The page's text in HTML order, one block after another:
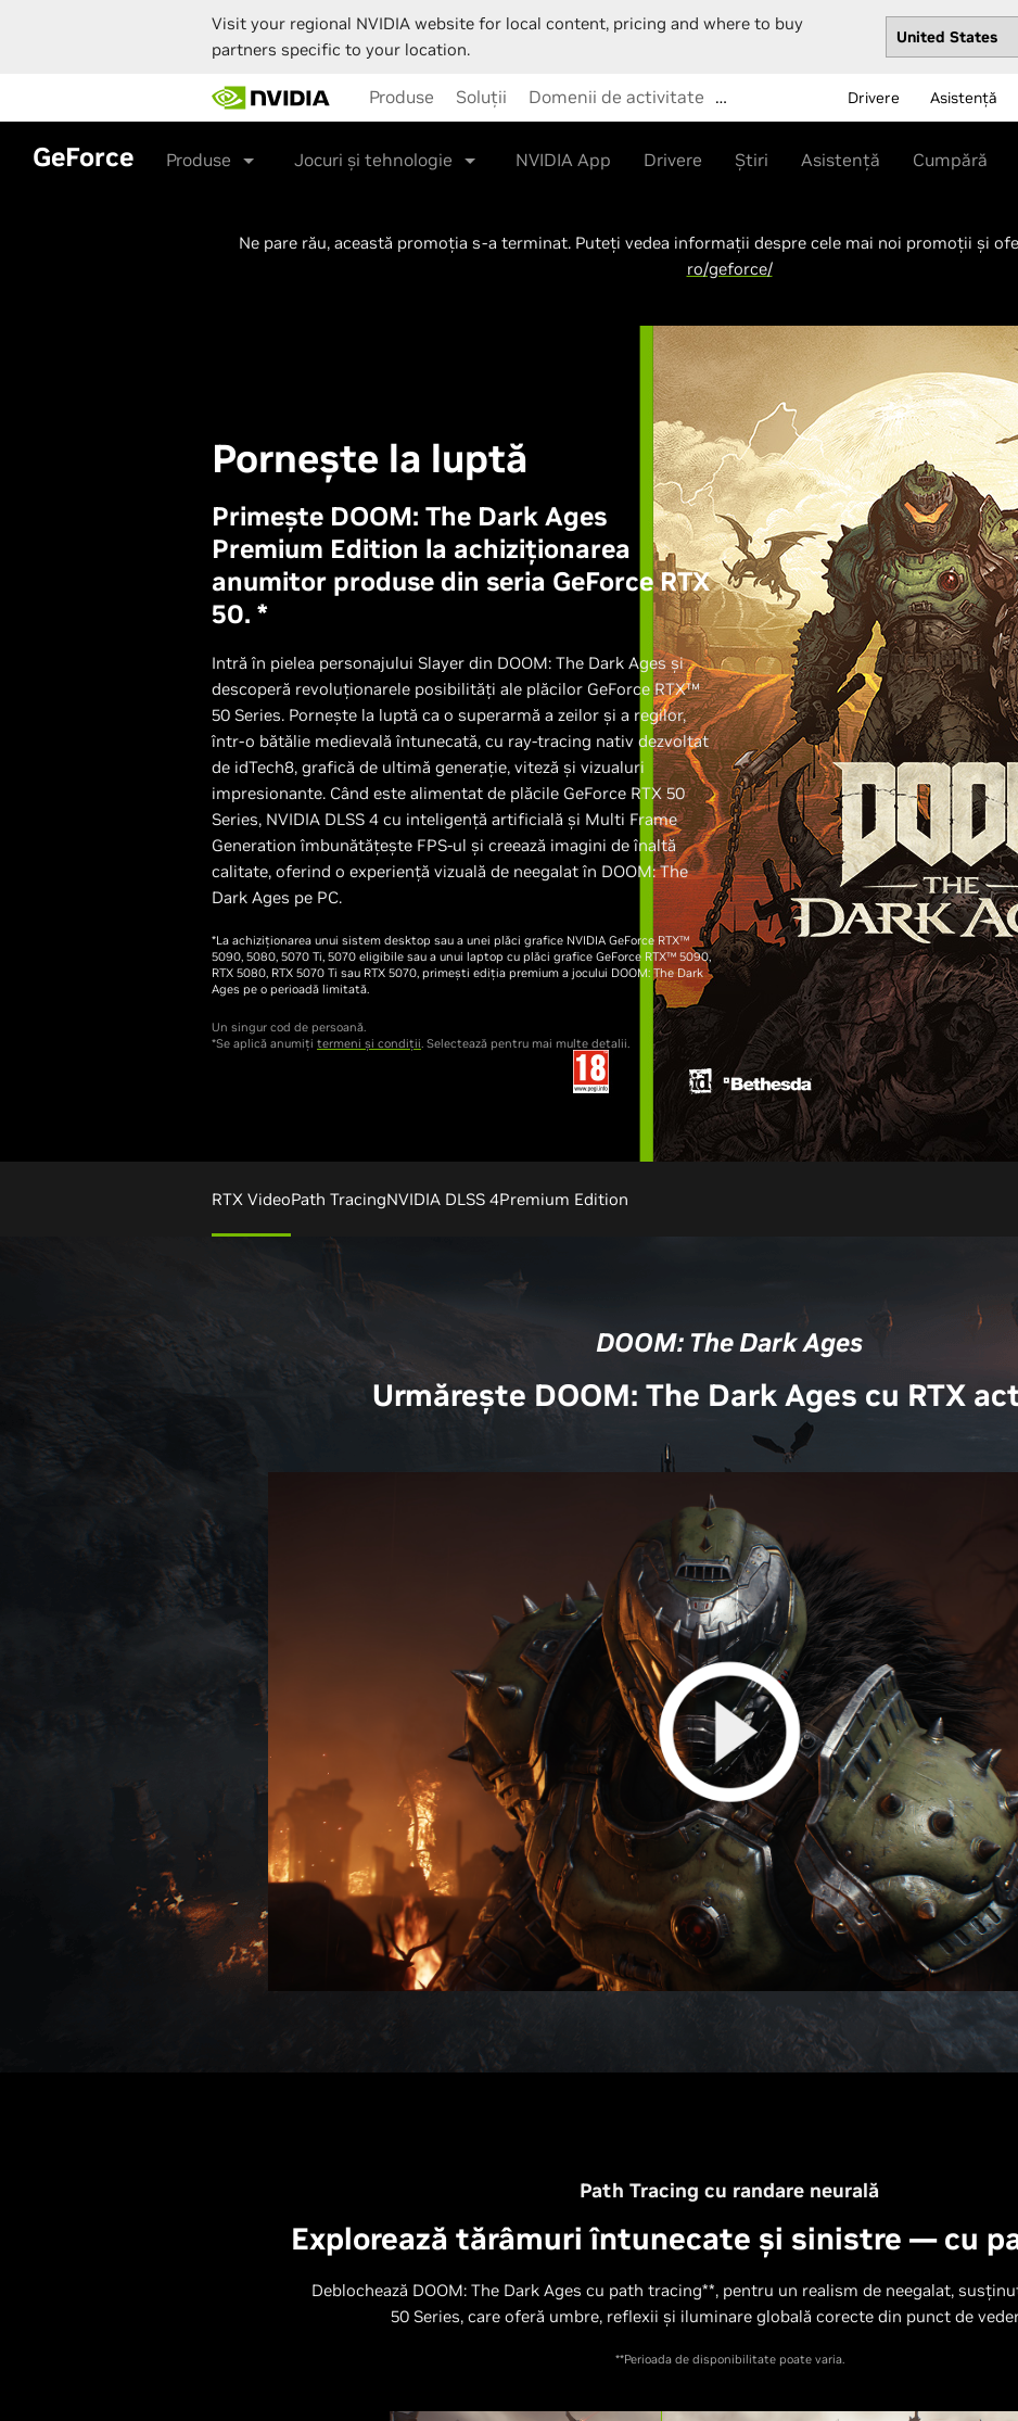
Visit your regional NVIDIA website for local content, pricing and where to buy
partners specific to your location.
main
content
Produse Soluții Domenii de activitate … Drivere Asistență
GeForce Produse Jocuri și tehnologie NVIDIA App Drivere Știri Asistență Cumpără
Ne pare rău, această promoția s-a terminat. Puteți vedea informații despre cele mai noi promoții și
ro/geforce/
Pornește la luptă
Primește DOOM: The Dark Ages
Premium Edition la achiziționarea
anumitor produse din seria GeForce RTX
50. *
Intră în pielea personajului Slayer din DOOM: The Dark Ages și
descoperă revoluționarele posibilități ale plăcilor GeForce RTX™
50 Series. Pornește la luptă ca o superarmă a zeilor și a regilor,
într-o bătălie medievală întunecată, cu ray-tracing nativ dezvoltat
de idTech8, grafică de ultimă generație, viteză și vizualuri
impresionante. Când este alimentat de plăcile GeForce RTX 50
Series, NVIDIA DLSS 4 cu inteligență artificială și Multi Frame
Generation îmbunătățește FPS-ul și creează imagini de înaltă
calitate, oferind o experiență vizuală de neegalat în DOOM: The
Dark Ages pe PC.
*La achiziționarea unui sistem desktop sau a unei plăci grafice NVIDIA GeForce RTX™
5090, 5080, 5070 Ti, 5070 eligibile sau a unui laptop cu plăci grafice GeForce RTX™ 5090,
RTX 5080, RTX 5070 Ti sau RTX 5070, primești ediția premium a jocului DOOM: The Dark
Ages pe o perioadă limitată.
Un singur cod de persoană.
*Se aplică anumiți termeni și condiții . Selectează pentru mai multe detalii.
RTX VideoPath TracingNVIDIA DLSS 4Premium Edition
DOOM: The Dark Ages
Urmărește DOOM: The Dark Ages cu RTX
Path Tracing cu randare neurală
Explorează tărâmuri întunecate și sinistre — cu
Deblochează DOOM: The Dark Ages cu path tracing**, pentru un realism de neegalat,
50 Series, care oferă umbre, reflexii și iluminare globală corecte din punct de
**Perioada de disponibilitate poate varia.